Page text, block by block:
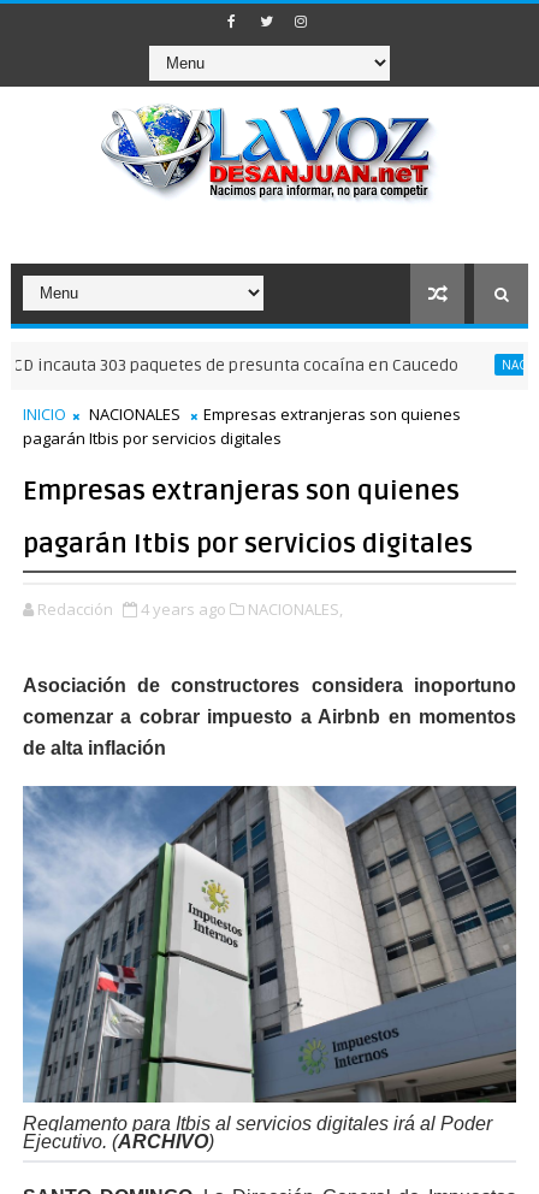
303 paquetes de presunta cocaína en Caucedo NACIONALES
INICIO NACIONALES
Empresas extranjeras son quienes
pagarán Itbis por servicios digitales
Empresas extranjeras son quienes
pagarán Itbis por servicios digitales
Redacción 4 years ago NACIONALES,
Asociación de constructores considera inoportuno
comenzar a cobrar impuesto a Airbnb en momentos
de alta inflación
Reglamento para Itbis al servicios digitales irá al Poder
Ejecutivo. (ARCHIVO)